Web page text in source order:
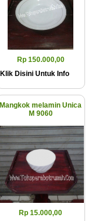
Rp 150.000,00
Klik Disini Untuk Info
Mangkok melamin Unica
M 9060
Rp 15.000,00